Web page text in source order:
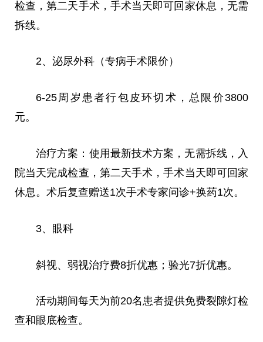
检查，第二天手术，手术当天即可回家休息，无需
拆线。
2、泌尿外科（专病手术限价）
6-25周岁患者行包皮环切术，总 限价3800
元。
治疗方案：使用最新技术方案，无需拆线，入
院当天完成检查，第二天手术，手术当天即可回家
休息。术后复查赠送1次手术专家问诊+换药1次。
3、眼科
斜视、弱视治疗费8折优惠；验光7折优惠。
活动期间每天为前20名患者提供免费裂隙灯检
查和眼底检查。